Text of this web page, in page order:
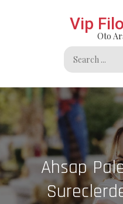
Vip
Oto
Search
for:
Ahsap